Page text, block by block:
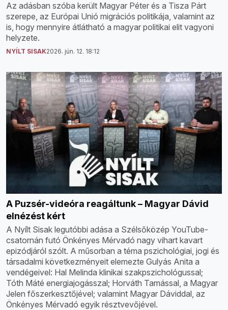
Az adásban szóba került Magyar Péter és a Tisza Párt
szerepe, az Európai Unió migrációs politikája, valamint az
is, hogy mennyire átlátható a magyar politikai elit vagyoni
helyzete.
NYÍLT SISAK2026. jún. 12. 18:12
A Puzsér-videóra reagáltunk – Magyar Dávid
elnézést kért
A Nyílt Sisak legutóbbi adása a Szélsőközép YouTube-
csatornán futó Önkényes Mérvadó nagy vihart kavart
epizódjáról szólt. A műsorban a téma pszichológiai, jogi és
társadalmi következményeit elemezte Gulyás Anita a
vendégeivel: Hal Melinda klinikai szakpszichológussal;
Tóth Máté energiajogásszal; Horváth Tamással, a Magyar
Jelen főszerkesztőjével; valamint Magyar Dáviddal, az
Önkényes Mérvadó egyik résztvevőjével.